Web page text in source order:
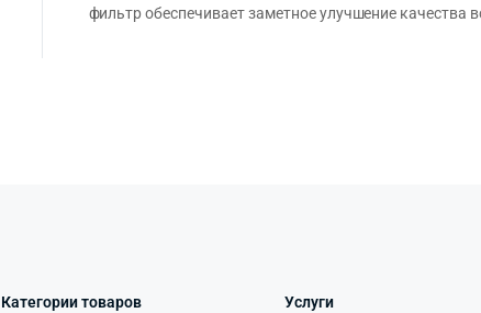
фильтр обеспечивает заметное улучшение качества
Категории товаров Услуги